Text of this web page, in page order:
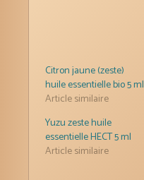
Citron jaune (zeste)
huile essentielle bio 5 ml
Article similaire
Yuzu zeste huile
essentielle HECT 5 ml
Article similaire